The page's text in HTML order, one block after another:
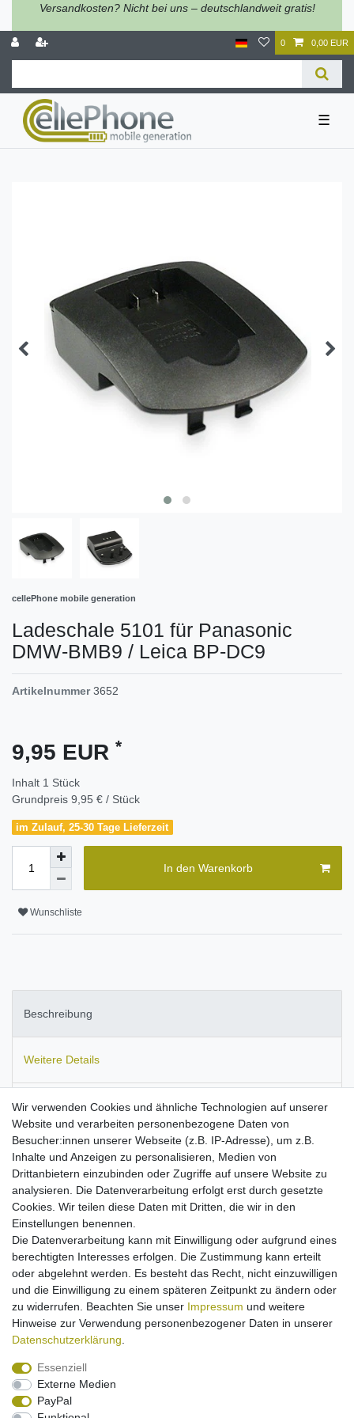
Versandkosten? Nicht bei uns – deutschlandweit gratis!
0 0,00 EUR
☰
cellePhone mobile generation
Ladeschale 5101 für Panasonic
DMW-BMB9 / Leica BP-DC9
Artikelnummer 3652
9,95 EUR *
Inhalt 1 Stück
Grundpreis 9,95 € / Stück
im Zulauf, 25-30 Tage Lieferzeit
In den Warenkorb
Wunschliste
Beschreibung
Weitere Details
Batterieentsorgung
Informationen zur Produktsicherheit
Passend für:
- Panasonic DMW-BMB9.
- Leica BP-DC9.
Das Passende Ladegerät 5101 finden Sie bei uns im Shop.
Ladeschale für Ladegerät 5101.
Wir verwenden Cookies und ähnliche Technologien auf unserer
Website und verarbeiten personenbezogene Daten von
Besucher:innen unserer Webseite (z.B. IP-Adresse), um z.B.
Inhalte und Anzeigen zu personalisieren, Medien von
Drittanbietern einzubinden oder Zugriffe auf unsere Website zu
analysieren. Die Datenverarbeitung erfolgt erst durch gesetzte
Cookies. Wir teilen diese Daten mit Dritten, die wir in den
Einstellungen benennen.
Die Datenverarbeitung kann mit Einwilligung oder aufgrund eines
berechtigten Interesses erfolgen. Die Zustimmung kann erteilt
oder abgelehnt werden. Es besteht das Recht, nicht einzuwilligen
und die Einwilligung zu einem späteren Zeitpunkt zu ändern oder
zu widerrufen. Beachten Sie unser Impressum und weitere
Hinweise zur Verwendung personenbezogener Daten in unserer
Daten­schutz­erklärung
Essenziell
Externe Medien
PayPal